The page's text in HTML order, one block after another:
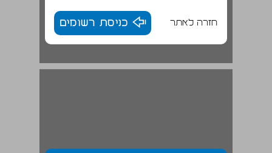
חזרה לאתר כניסת רשומים